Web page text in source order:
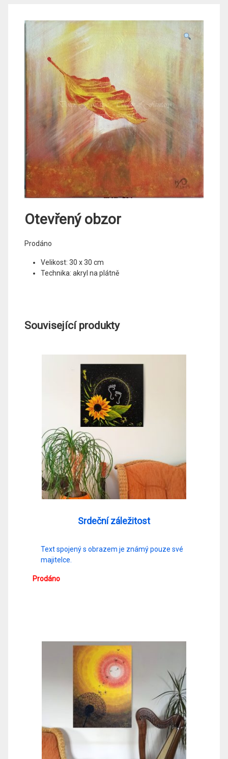
Otevřený obzor
Prodáno
Velikost: 30 x 30 cm
Technika: akryl na plátně
Související produkty
Srdeční záležitost
Text spojený s obrazem je známý pouze své
majitelce.
Prodáno